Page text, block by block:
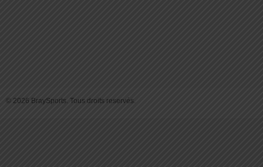
© 2026 BraySports. Tous droits reservés.